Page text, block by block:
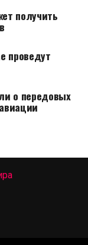
получить
проведут
о передовых